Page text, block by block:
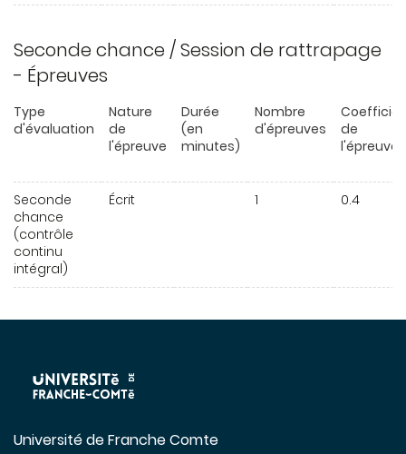
Seconde chance / Session de rattrapage
- Épreuves
Type
d'évaluation
Nature
de
l'épreuve
Durée
(en
minutes)
Nombre
d'épreuves
de
l'épreuve
Seconde
chance
(contrôle
continu
intégral)
Écrit 1 0.4
Université de Franche Comte